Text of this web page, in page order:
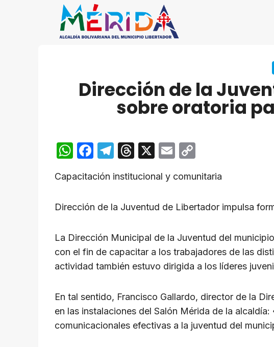
Dirección de la
sobre oratoria
W
at
A
p
p
F
c
e
b
o
o
k
T
e
gr
a
m
T
e
d
s
X
E
ail p
y
Li
n
k
Capacitación institucional y comunitaria
Dirección de la Juventud de Libertador impulsa
La Dirección Municipal de la Juventud del
con el fin de capacitar a los trabajadores de las
actividad también estuvo dirigida a los líderes
En tal sentido, Francisco Gallardo, director de la
en las instalaciones del Salón Mérida de la
comunicacionales efectivas a la juventud del